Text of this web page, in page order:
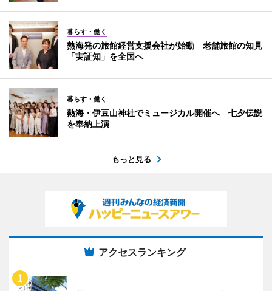
暮らす・働く
熱海発の旅館経営支援会社が始動 老舗旅館の知見
「実証知」を全国へ
暮らす・働く
熱海・伊豆山神社でミュージカル開催へ 七夕伝説
を奉納上演
もっと見る
アクセスランキング